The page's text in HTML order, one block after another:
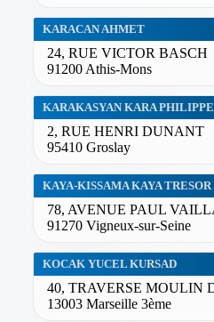
KARACAN AHMET
24, RUE VICTOR BASCH
91200 Athis-Mons
KARAKASYAN KARA PHILIPPE
2, RUE HENRI DUNANT
95410 Groslay
KAYA-KISSAMA KAYA TRESOR
78, AVENUE PAUL
91270 Vigneux-sur-Seine
KOCAK YUCEL KURSAD
40, TRAVERSE MOULIN
13003 Marseille 3ème